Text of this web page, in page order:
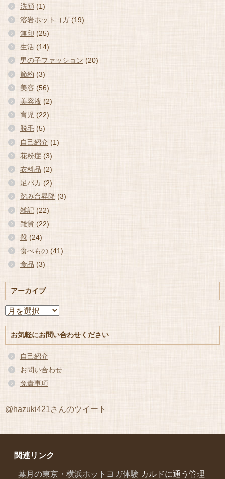
洗顔 (1)
溶岩ホットヨガ(19)
無印 (25)
生活 (14)
男の子ファッション (20)
節約 (3)
美容 (56)
美容液 (2)
育児 (22)
脱毛 (5)
自己紹介 (1)
花粉症 (3)
衣料品 (2)
足パカ (2)
踏み台昇降 (3)
雑記 (22)
雑貨 (22)
靴 (24)
食べもの (41)
食品 (3)
アーカイブ
ア
イ
ブ
お気軽にお問い合わせください
自己紹介
お問い合わせ
免責事項
@hazuki421さんのツイート
関連リンク
葉月の東京・横浜ホットヨガ体験 カルドに通う管理